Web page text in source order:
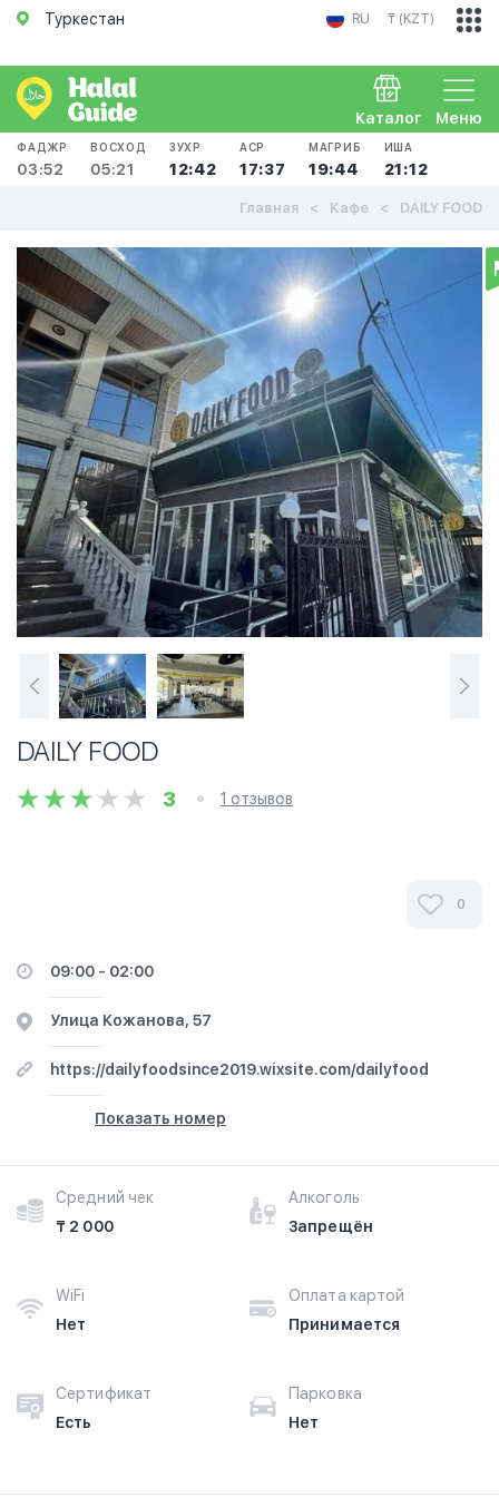
Туркестан RU ₸ (KZT)
Меню
Каталог
ФАДЖР
03:52
ВОСХОД
05:21
ЗУХР
12:42
АСР
17:37
МАГРИБ
19:44
ИША
21:12
Главная Кафе DAILY FOOD
DAILY FOOD
3 1 отзывов
0
09:00 - 02:00
​Улица Кожанова, 57
https://dailyfoodsince2019.wixsite.com/dailyfood
Показать номер
Средний чек
₸ 2 000
Алкоголь
Запрещён
WiFi
Нет
Оплата картой
Принимается
Сертификат
Есть
Парковка
Нет